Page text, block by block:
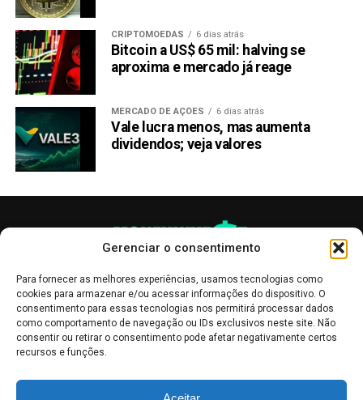
Gerenciar o consentimento
Para fornecer as melhores experiências, usamos tecnologias como
cookies para armazenar e/ou acessar informações do dispositivo. O
consentimento para essas tecnologias nos permitirá processar dados
como comportamento de navegação ou IDs exclusivos neste site. Não
consentir ou retirar o consentimento pode afetar negativamente certos
recursos e funções.
LEIA COM ATENÇÃO:
aconselhamento de investimentonem recomendação
de compra de qualquer criptomoeda. O objetivo é
manter os interessados em criptomoedas informados
sobre os desenvolvimentos recentes.
Compartilhar:
Copy
Link
WhatsApp
PRESS RELEASE
Exchange surge como alternativa para ganhos de
100x
NÃO PERCA:
Donald Trump se proclama ‘presidente das criptos’
para atrair investidores de criptomoedas
CRIPTOMOEDAS 6 dias atrás
Bitcoin a US$ 65 mil: halving se
aproxima e mercado já reage
MERCADO DE AÇÕES 6 dias atrás
Vale lucra menos, mas aumenta
dividendos; veja valores